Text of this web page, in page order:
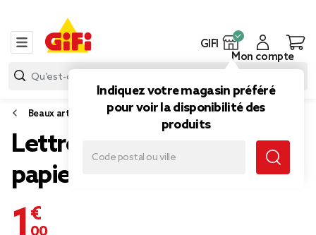
GIFI
Indiquez votre magasin préféré
pour voir la disponibilité des
produits
Mon compte
Beaux arts
Lettre T à décorer en
papier maché
1,00 €